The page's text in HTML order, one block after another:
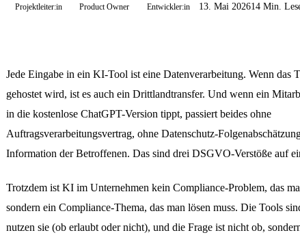
Projektleiter:in Product Owner Entwickler:in 13. Mai 202614 Min.
Jede Eingabe in ein KI-Tool ist eine Datenverarbeitung. Wenn das
gehostet wird, ist es auch ein Drittlandtransfer. Und wenn ein
in die kostenlose ChatGPT-Version tippt, passiert beides ohne
Auftragsverarbeitungsvertrag, ohne Datenschutz-
Information der Betroffenen. Das sind drei DSGVO-Verstöße auf
Trotzdem ist KI im Unternehmen kein Compliance-Problem, das
sondern ein Compliance-Thema, das man lösen muss. Die Tools
nutzen sie (ob erlaubt oder nicht), und die Frage ist nicht ob,